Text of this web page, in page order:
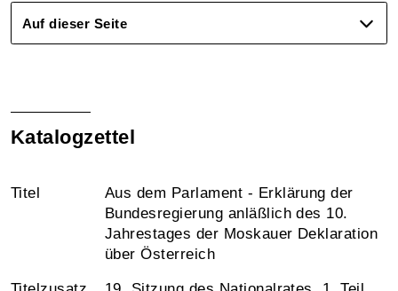
Auf dieser Seite
Katalogzettel
Titel
Aus dem Parlament - Erklärung der
Bundesregierung anläßlich des 10.
Jahrestages der Moskauer Deklaration
über Österreich